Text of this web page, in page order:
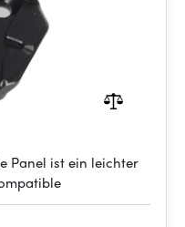
Panel ist ein leichter